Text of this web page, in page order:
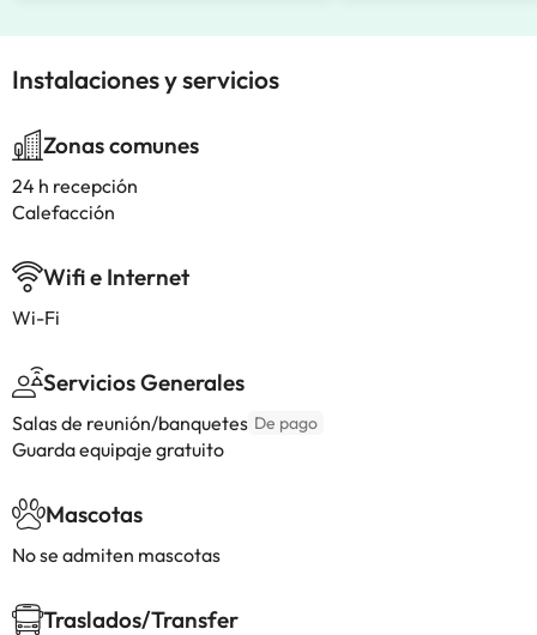
Instalaciones y servicios
Zonas comunes
24 h recepción
Calefacción
Wifi e Internet
Wi-Fi
Servicios Generales
Salas de reunión/banquetes De pago
Guarda equipaje gratuito
Mascotas
No se admiten mascotas
Traslados/Transfer